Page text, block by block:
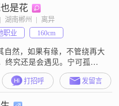
是花
湖南郴州  |  离异
职业
160cm
自然，如果有缘，不管绕再大
终究还是会遇见。宁可孤
不将就，我相信那句话，比
孤独的是和错的人在一起。
，离异，身高1米60，有个6
打招呼 发留言